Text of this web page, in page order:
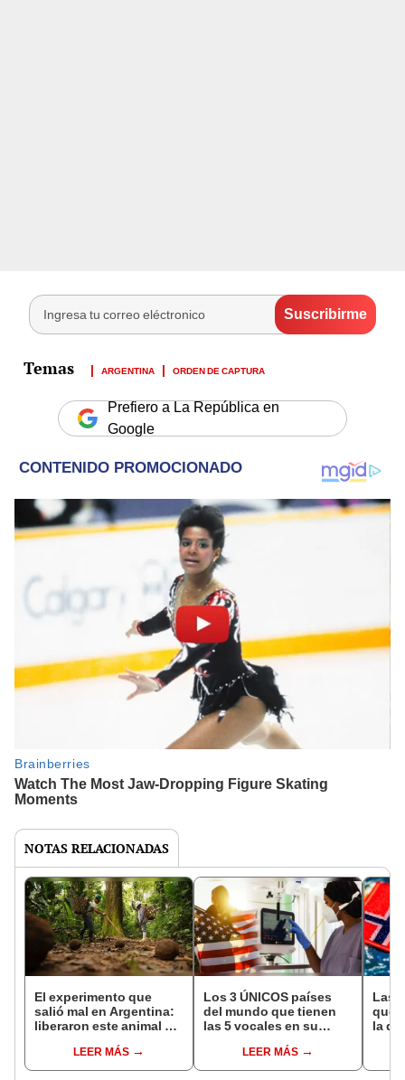
ARGENTINA ORDEN DE CAPTURA
Prefiero a La República en
Google
NOTAS RELACIONADAS
El experimento que
salió mal en Argentina:
liberaron este animal y
bosques milenarios de
la Patagonia
LEER MÁS
Los 3 ÚNICOS países
del mundo que tienen
las 5 vocales en su
con unoLEER MÁS
Las
que
la de